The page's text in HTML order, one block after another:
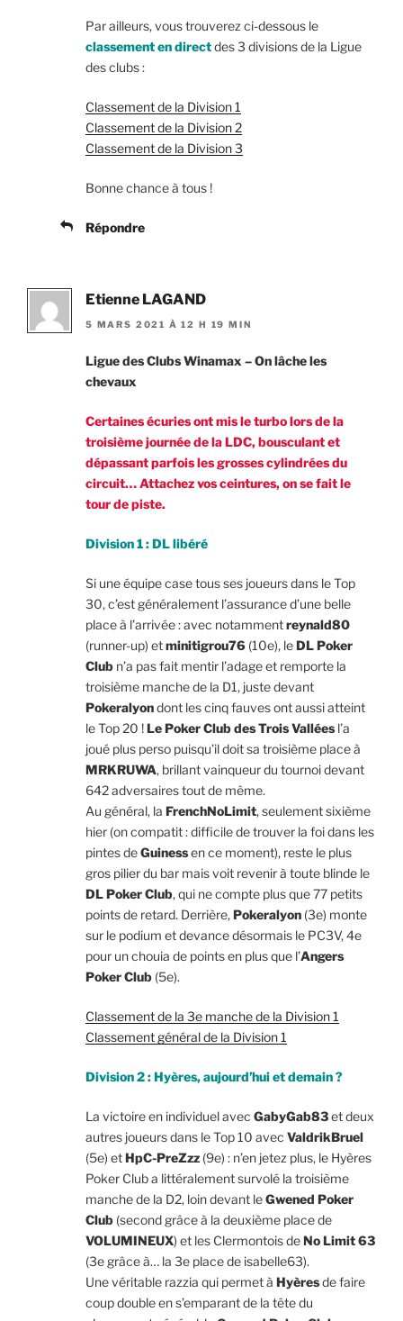
Par ailleurs, vous trouverez ci-dessous le
classement en directdes 3 divisions de la Ligue
des clubs :
Classement de la Division 1
Classement de la Division 2
Classement de la Division 3
Bonne chance à tous !
Répondre
Etienne LAGAND
5 MARS 2021 À 12 H 19 MIN
Ligue des Clubs Winamax – On lâche les
chevaux
Certaines écuries ont mis le turbo lors de la
troisième journée de la LDC, bousculant et
dépassant parfois les grosses cylindrées du
circuit… Attachez vos ceintures, on se fait le
tour de piste.
Division 1 : DL libéré
Si une équipe case tous ses joueurs dans le Top
30, c’est généralement l’assurance d’une belle
place à l’arrivée : avec notammentreynald80
(runner-up) etminitigrou76 (10e), leDL Poker
Club n’a pas fait mentir l’adage et remporte la
troisième manche de la D1, juste devant
Pokeralyondont les cinq fauves ont aussi atteint
le Top 20 !Le Poker Club des Trois Valléesl’a
joué plus perso puisqu’il doit sa troisième place à
MRKRUWA, brillant vainqueur du tournoi devant
642 adversaires tout de même.
Au général, la FrenchNoLimit, seulement sixième
hier (on compatit : difficile de trouver la foi dans les
pintes deGuinessen ce moment), reste le plus
gros pilier du bar mais voit revenir à toute blinde le
DL Poker Club, qui ne compte plus que 77 petits
points de retard. Derrière,Pokeralyon (3e) monte
sur le podium et devance désormais le PC3V, 4e
pour un chouia de points en plus que l’Angers
Poker Club (5e).
Classement de la 3e manche de la Division 1
Classement général de la Division 1
Division 2 : Hyères, aujourd’hui et demain ?
La victoire en individuel avec GabyGab83et deux
autres joueurs dans le Top 10 avec ValdrikBruel
(5e) etHpC-PreZzz (9e) : n’en jetez plus, le Hyères
Poker Club a littéralement survolé la troisième
manche de la D2, loin devant leGwened Poker
Club (second grâce à la deuxième place de
VOLUMINEUX) et les Clermontois deNo Limit 63
(3e grâce à… la 3e place de isabelle63).
Une véritable razzia qui permet à Hyèresde faire
coup double en s’emparant de la tête du